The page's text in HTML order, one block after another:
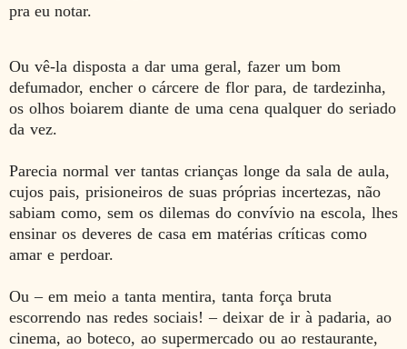
pra eu notar.
Ou vê-la disposta a dar uma geral, fazer um bom
defumador, encher o cárcere de flor para, de tardezinha,
os olhos boiarem diante de uma cena qualquer do seriado
da vez.
Parecia normal ver tantas crianças longe da sala de aula,
cujos pais, prisioneiros de suas próprias incertezas, não
sabiam como, sem os dilemas do convívio na escola, lhes
ensinar os deveres de casa em matérias críticas como
amar e perdoar.
Ou – em meio a tanta mentira, tanta força bruta
escorrendo nas redes sociais! – deixar de ir à padaria, ao
cinema, ao boteco, ao supermercado ou ao restaurante,